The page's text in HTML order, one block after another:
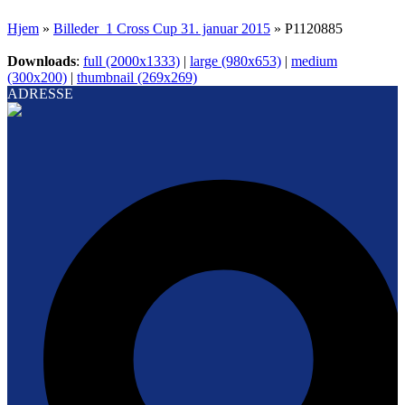
Hjem » Billeder_1 Cross Cup 31. januar 2015 » P1120885
Downloads: full (2000x1333) | large (980x653) | medium
(300x200) | thumbnail (269x269)
ADRESSE